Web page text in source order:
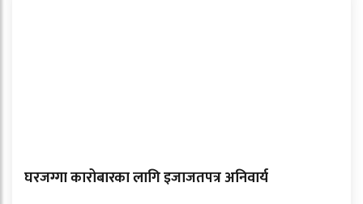
घरजग्गा कारोबारका लागि इजाजतपत्र अनिवार्य